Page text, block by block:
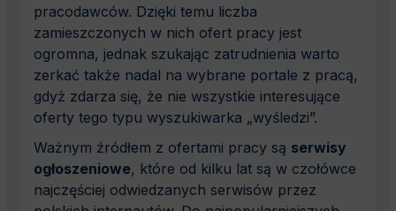
pracodawców. Dzięki temu liczba
zamieszczonych w nich ofert pracy jest
ogromna, jednak szukając zatrudnienia warto
zerkać także nadal na wybrane portale z pracą,
gdyż zdarza się, że nie wszystkie interesujące
oferty tego typu wyszukiwarka „wyśledzi”.
Ważnym źródłem z ofertami pracy są serwisy
ogłoszeniowe, które od kilku lat są w czołówce
najczęściej odwiedzanych serwisów przez